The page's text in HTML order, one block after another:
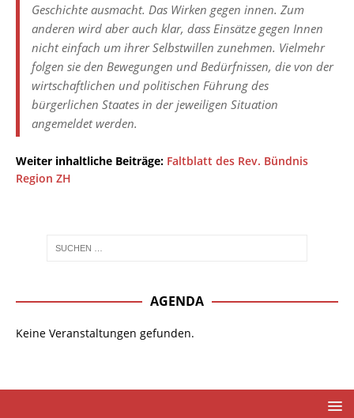
Geschichte ausmacht. Das Wirken gegen innen. Zum
anderen wird aber auch klar, dass Einsätze gegen Innen
nicht einfach um ihrer Selbstwillen zunehmen. Vielmehr
folgen sie den Bewegungen und Bedürfnissen, die von der
wirtschaftlichen und politischen Führung des
bürgerlichen Staates in der jeweiligen Situation
angemeldet werden.
Weiter inhaltliche Beiträge: Faltblatt des Rev. Bündnis
Region ZH
AGENDA
Keine Veranstaltungen gefunden.